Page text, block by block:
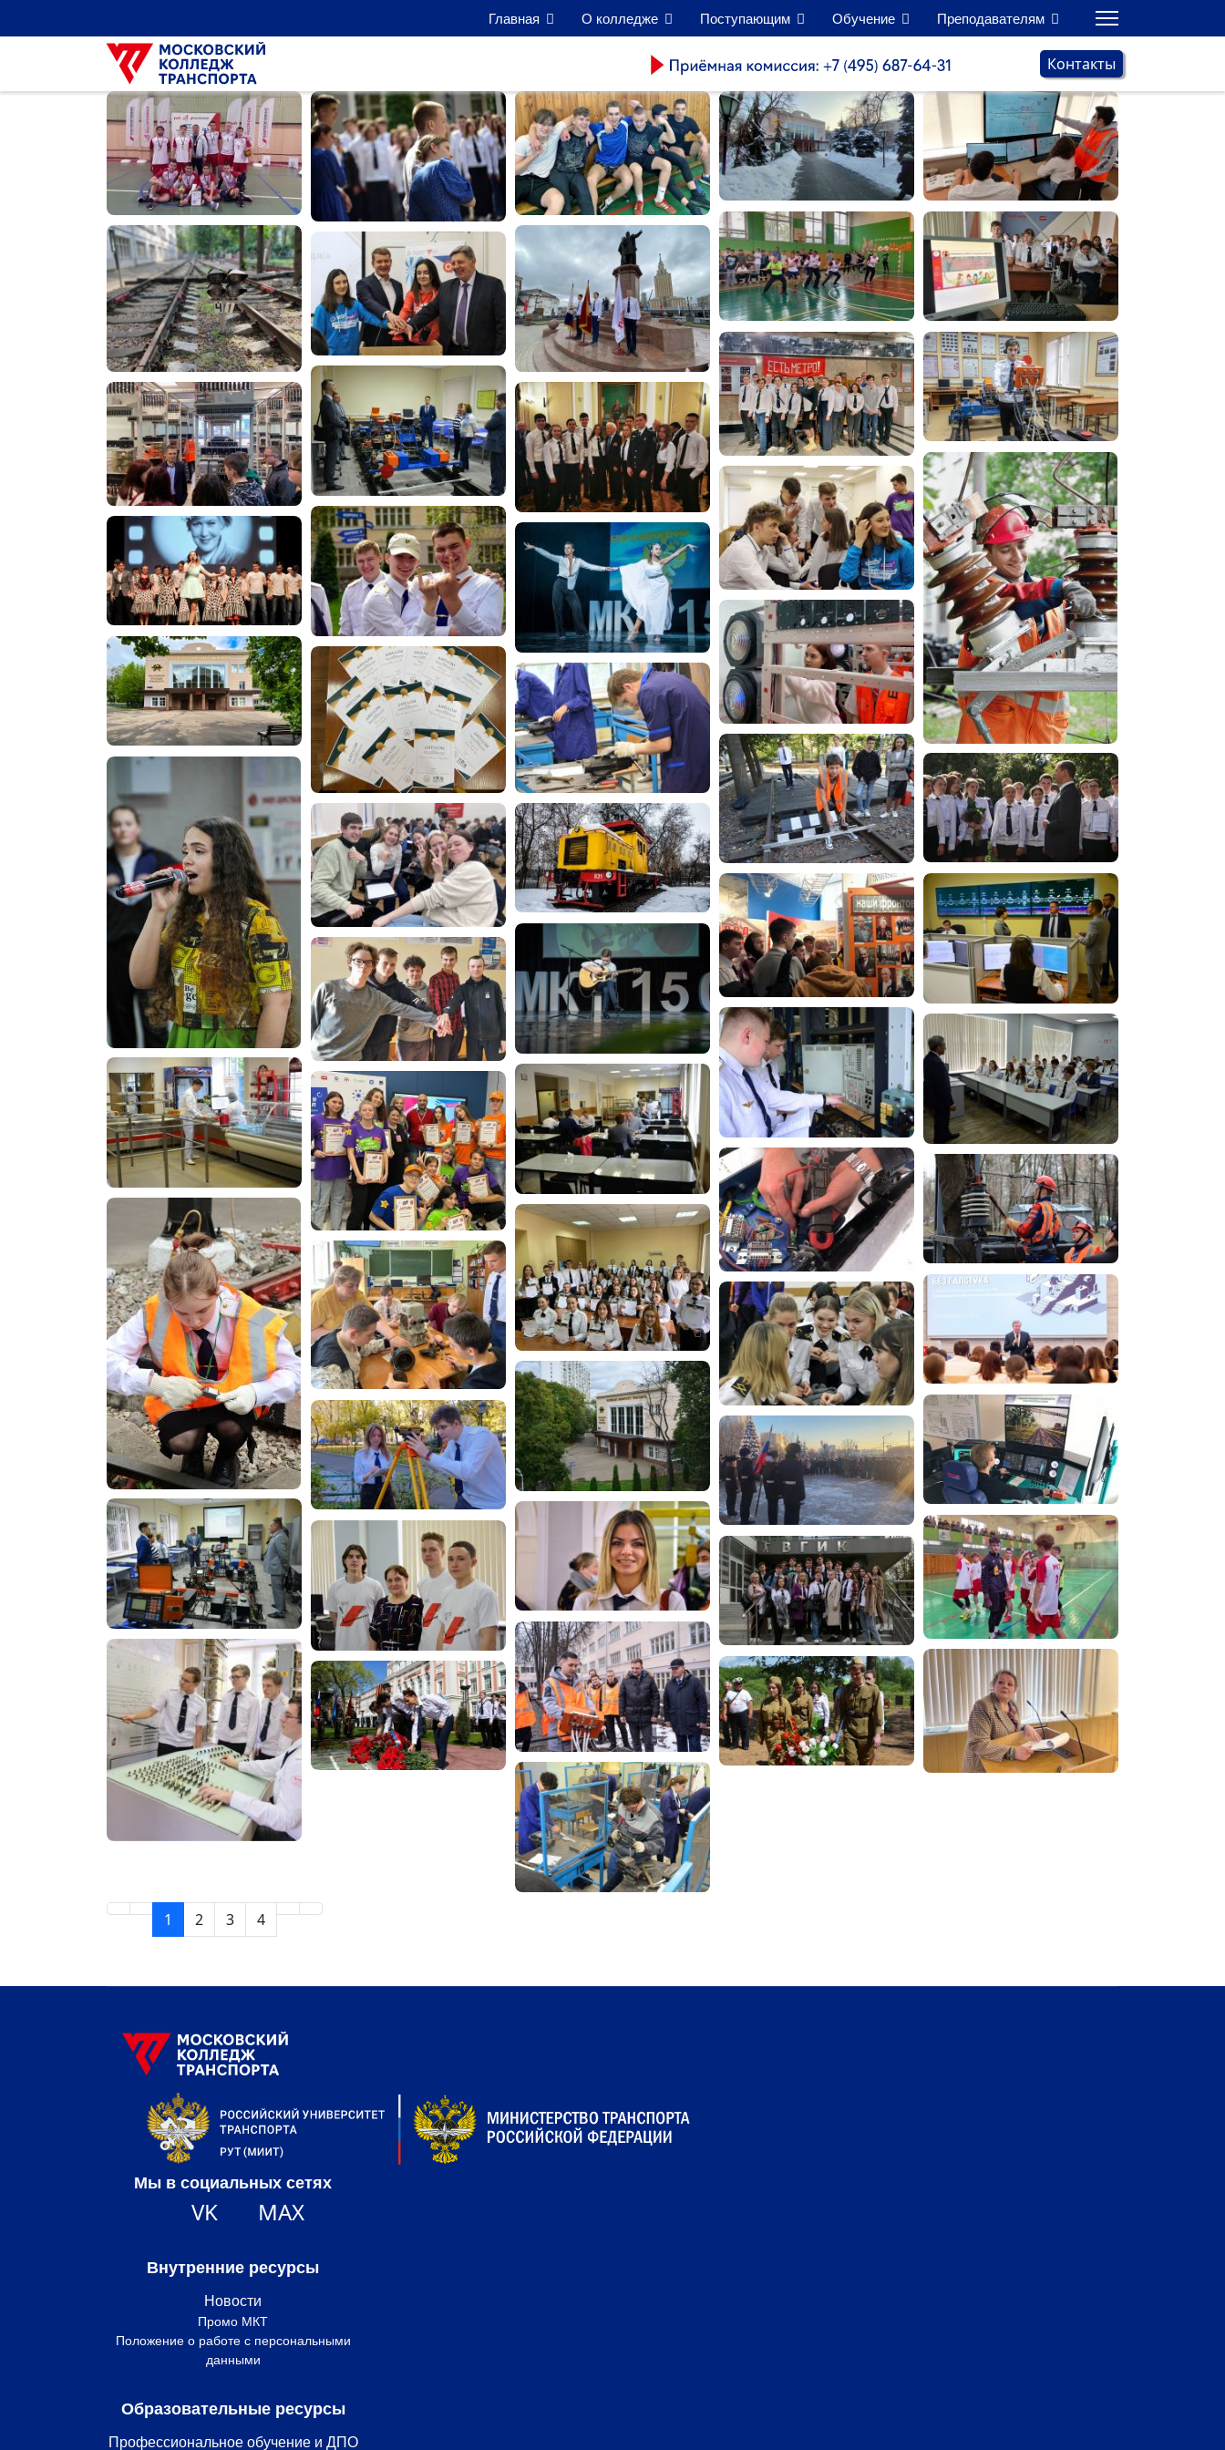
Главная О колледже Поступающим Обучение Преподавателям
Контакты
1 2 3 4
Мы в социальных сетях
VK MAX
Внутренние ресурсы
Новости
Промо МКТ
Положение о работе с персональными
данными
Образовательные ресурсы
Профессиональное обучение и ДПО